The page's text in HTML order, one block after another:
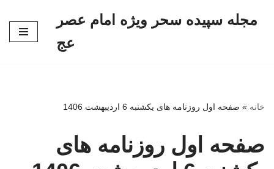
مجله سپیده سحر ویژه امام عصر
عج
خانه » صفحه اول روزنامه های یکشنبه 6 اردیبهشت 1406
صفحه اول روزنامه های